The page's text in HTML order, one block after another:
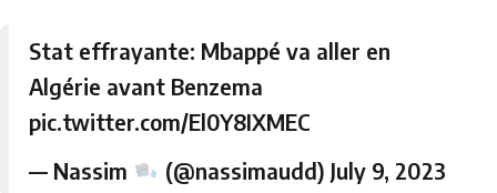
Stat effrayante: Mbappé va aller en
Algérie avant Benzema
pic.twitter.com/El0Y8IXMEC
— Nassim
(@nassimaudd) July 9, 2023